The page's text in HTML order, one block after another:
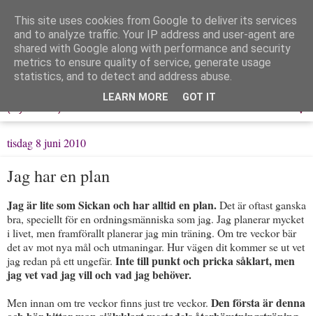
Löpning & Livet
Mitt liv, mina tankar & min träning
▼
tisdag 8 juni 2010
Jag har en plan
Jag är lite som Sickan och har alltid en plan.Det är oftast ganska
bra, speciellt för en ordningsmänniska som jag. Jag planerar mycket
i livet, men framförallt planerar jag min träning. Om tre veckor bär
det av mot nya mål och utmaningar. Hur vägen dit kommer se ut vet
jag redan på ett ungefär. Inte till punkt och pricka såklart, men
jag vet vad jag vill och vad jag behöver.
Men innan om tre veckor finns just tre veckor. Den första är denna
This site uses cookies from Google to deliver its services
and to analyze traffic. Your IP address and user-agent are
shared with Google along with performance and security
metrics to ensure quality of service, generate usage
statistics, and to detect and address abuse.
LEARN MORE GOT IT